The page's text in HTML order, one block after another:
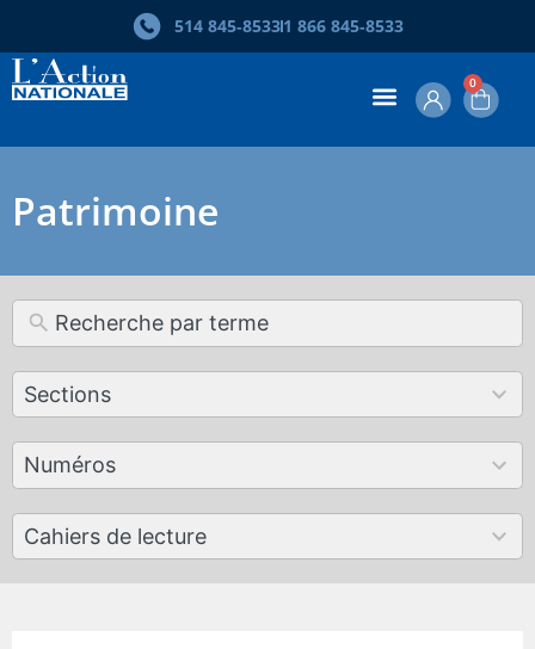
514 845‑85331 866 845‑8533
0
Patrimoine
Sections
12
results
Numéros
179
results
Cahiers de lecture
50
results